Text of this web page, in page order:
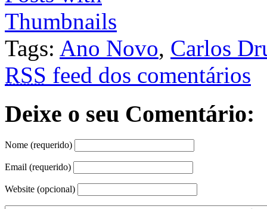
Tags: Ano Novo, Carlos
RSS feed dos comentários
Deixe o seu Comentário:
Nome (requerido)
Email (requerido)
Website (opcional)